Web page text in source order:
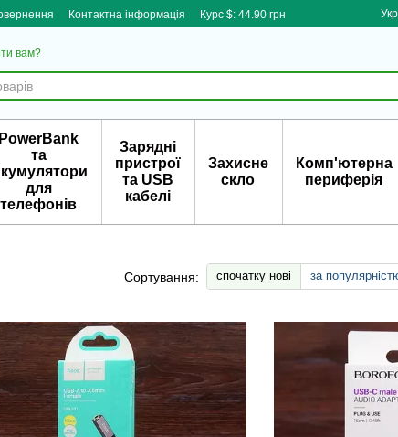
Контактна інформація Курс $: 44.90 грн
вам?
PowerBank
та
для
телефонів
Зарядні
пристрої
та USB
кабелі
Захисне
скло
Комп'ютерна
периферія
Сортування: спочатку нові за